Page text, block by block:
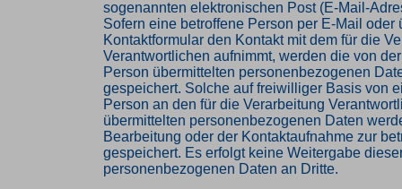
sogenannten elektronischen Post (E-Mail-
Sofern eine betroffene Person per E-Mail oder
Kontaktformular den Kontakt mit dem für die
Verantwortlichen aufnimmt, werden die von
Person übermittelten personenbezogenen
gespeichert. Solche auf freiwilliger Basis von
Person an den für die Verarbeitung
übermittelten personenbezogenen Daten
Bearbeitung oder der Kontaktaufnahme zur
gespeichert. Es erfolgt keine Weitergabe
personenbezogenen Daten an Dritte.